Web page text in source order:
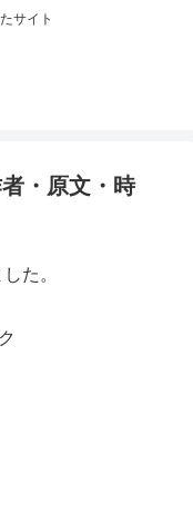
サイト
・原文・時
た。